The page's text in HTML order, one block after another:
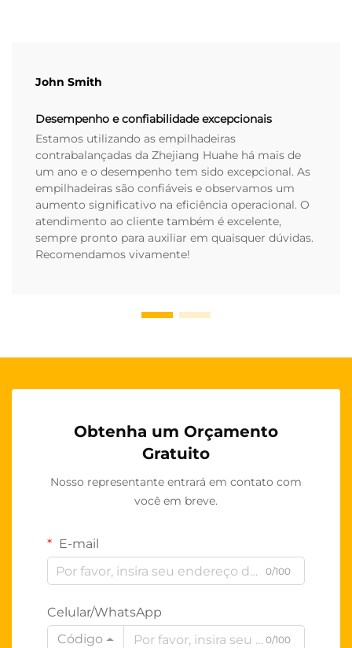
John Smith
Desempenho e confiabilidade excepcionais
Estamos utilizando as empilhadeiras
contrabalançadas da Zhejiang Huahe há mais de
um ano e o desempenho tem sido excepcional. As
empilhadeiras são confiáveis e observamos um
aumento significativo na eficiência operacional. O
atendimento ao cliente também é excelente,
sempre pronto para auxiliar em quaisquer dúvidas.
Recomendamos vivamente!
Obtenha um Orçamento
Gratuito
Nosso representante entrará em contato com
você em breve.
E-mail
0/100
Celular/WhatsApp
Código
0/100